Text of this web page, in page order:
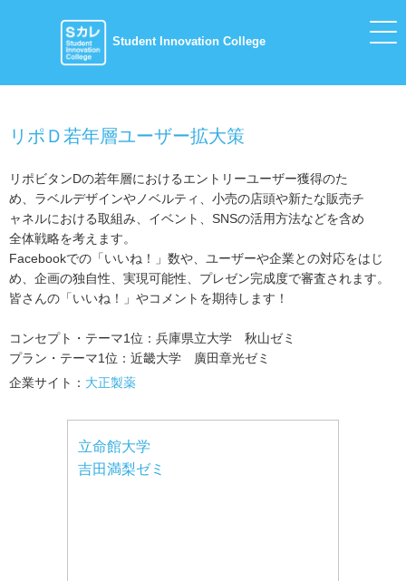
Student Innovation College
リポＤ若年層ユーザー拡大策
リポビタンDの若年層におけるエントリーユーザー獲得のた
め、ラベルデザインやノベルティ、小売の店頭や新たな販売チ
ャネルにおける取組み、イベント、SNSの活用方法などを含め
全体戦略を考えます。
Facebookでの「いいね！」数や、ユーザーや企業との対応をはじ
め、企画の独自性、実現可能性、プレゼン完成度で審査されます。
皆さんの「いいね！」やコメントを期待します！
コンセプト・テーマ1位：兵庫県立大学 秋山ゼミ
プラン・テーマ1位：近畿大学 廣田章光ゼミ
企業サイト： 大正製薬
立命館大学
吉田満梨ゼミ